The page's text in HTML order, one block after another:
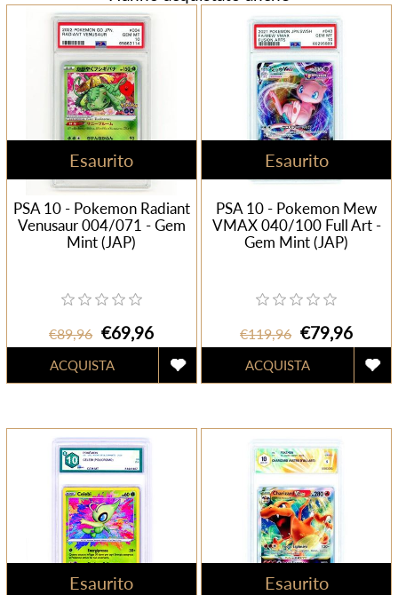
Esaurito
PSA 10 - Pokemon Radiant
Venusaur 004/071 - Gem
Mint (JAP)
€89,96 €69,96
Esaurito
PSA 10 - Pokemon Mew
VMAX 040/100 Full Art -
Gem Mint (JAP)
€119,96 €79,96
Esaurito Esaurito